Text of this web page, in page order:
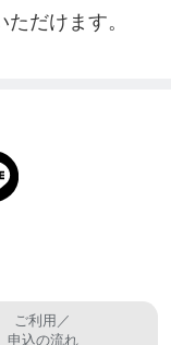
だけます。
ご利用／
申込の流れ